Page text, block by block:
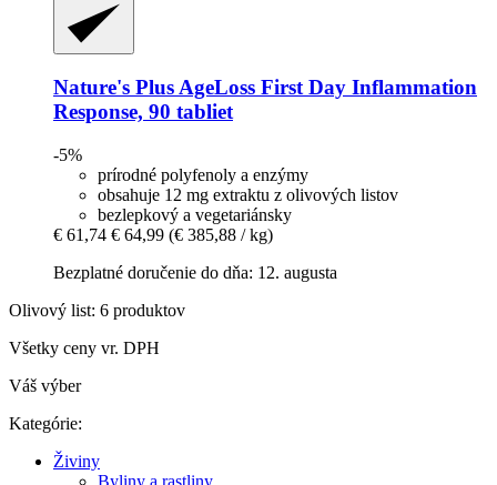
Nature's Plus AgeLoss First Day Inflammation
Response, 90 tabliet
-5%
prírodné polyfenoly a enzýmy
obsahuje 12 mg extraktu z olivových listov
bezlepkový a vegetariánsky
€ 61,74 € 64,99 (€ 385,88 / kg)
Bezplatné doručenie do dňa: 12. augusta
Olivový list: 6 produktov
Všetky ceny vr. DPH
Váš výber
Kategórie:
Živiny
Byliny a rastliny